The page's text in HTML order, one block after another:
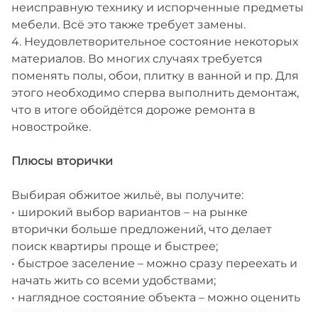
неисправную технику и испорченные предметы
мебели. Всё это также требует замены.
4. Неудовлетворительное состояние некоторых
материалов. Во многих случаях требуется
поменять полы, обои, плитку в ванной и пр. Для
этого необходимо сперва выполнить демонтаж,
что в итоге обойдётся дороже ремонта в
новостройке.
Плюсы вторички
Выбирая обжитое жильё, вы получите:
• широкий выбор вариантов – на рынке
вторички больше предложений, что делает
поиск квартиры проще и быстрее;
• быстрое заселение – можно сразу переехать и
начать жить со всеми удобствами;
• наглядное состояние объекта – можно оценить